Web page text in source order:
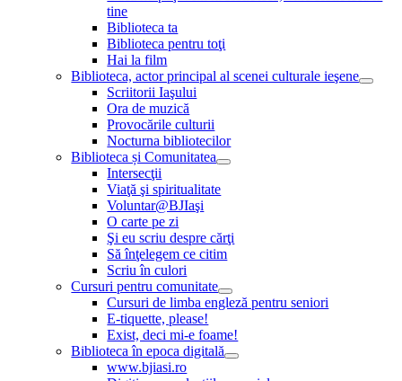
tine
Biblioteca ta
Biblioteca pentru toţi
Hai la film
Biblioteca, actor principal al scenei culturale ieşene
Scriitorii Iaşului
Ora de muzică
Provocările culturii
Nocturna bibliotecilor
Biblioteca și Comunitatea
Intersecţii
Viaţă şi spiritualitate
Voluntar@BJIaşi
O carte pe zi
Şi eu scriu despre cărţi
Să înţelegem ce citim
Scriu în culori
Cursuri pentru comunitate
Cursuri de limba engleză pentru seniori
E-tiquette, please!
Exist, deci mi-e foame!
Biblioteca în epoca digitală
www.bjiasi.ro